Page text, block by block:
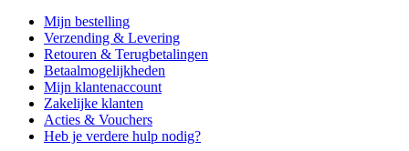
Mijn bestelling
Verzending & Levering
Retouren & Terugbetalingen
Betaalmogelijkheden
Mijn klantenaccount
Zakelijke klanten
Acties & Vouchers
Heb je verdere hulp nodig?